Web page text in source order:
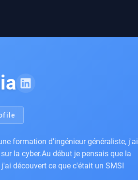
formation d'ingénieur généraliste, j'ai
la cyber.Au début je pensais que la
découvert ce que c'était un SMSI